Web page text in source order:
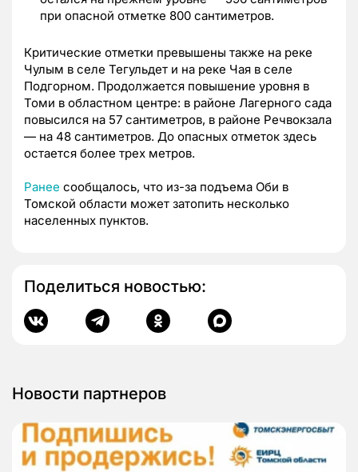
при опасной отметке 800 сантиметров.
Критические отметки превышены также на реке
Чулым в селе Тегульдет и на реке Чая в селе
Подгорном. Продолжается повышение уровня в
Томи в областном центре: в районе Лагерного сада
повысился на 57 сантиметров, в районе Речвокзала
— на 48 сантиметров. До опасных отметок здесь
остается более трех метров.
Ранее сообщалось, что из-за подъема Оби в
Томской области может затопить несколько
населенных пунктов.
Поделиться новостью:
Новости партнеров